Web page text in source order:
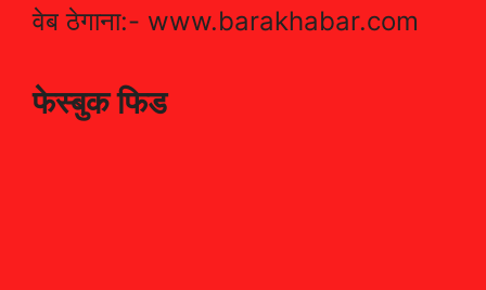
वेब ठेगाना:- www.barakhabar.com
फेस्बुक फिड